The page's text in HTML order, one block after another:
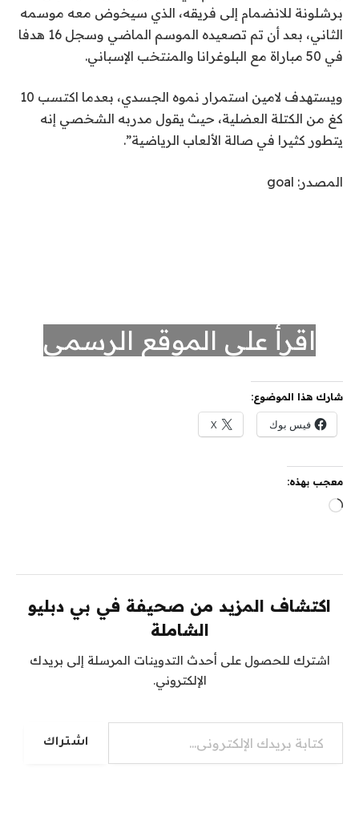
برشلونة للانضمام إلى فريقه، الذي سيخوض معه موسمه
الثاني، بعد أن تم تصعيده الموسم الماضي وسجل 16 هدفا
في 50 مباراة مع البلوغرانا والمنتخب الإسباني.
ويستهدف لامين استمرار نموه الجسدي، بعدما اكتسب 10
كغ من الكتلة العضلية، حيث يقول مدربه الشخصي إنه
يتطور كثيرا في صالة الألعاب الرياضية”.
المصدر: goal
اقرأ على الموقع الرسمي
شارك هذا الموضوع:
فيس بوك X
معجب بهذه:
جاري
اكتشاف المزيد من صحيفة في بي دبليو
الشاملة
اشترك للحصول على أحدث التدوينات المرسلة إلى بريدك
الإلكتروني.
كتابة بريدك الإلكتروني...
اشتراك